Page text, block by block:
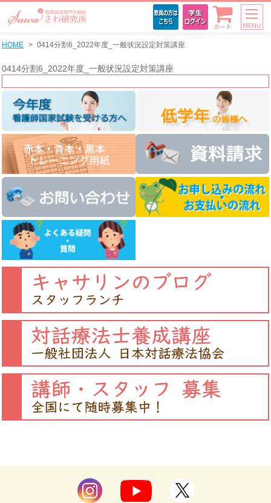
カート MENU
HOME 0414分割6_2022年度_一般状況設定対策講座
0414分割6_2022年度_一般状況設定対策講座